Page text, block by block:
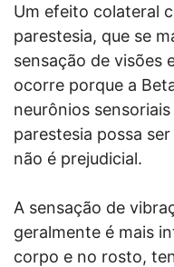
Um efeito colateral
parestesia, que se
sensação de visões
ocorre porque a
neurônios
parestesia possa
não é prejudicial.
A sensação de
geralmente é mais
corpo e no rosto,